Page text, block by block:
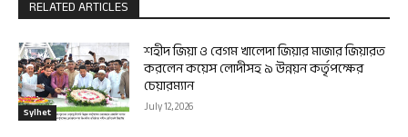
RELATED ARTICLES
Sylhet
শহীদ জিয়া ও বেগম খালেদা জিয়ার মাজার জিয়ারত
করলেন কয়েস লোদীসহ ৯ উন্নয়ন কর্তৃপক্ষের
চেয়ারম্যান
July 12, 2026